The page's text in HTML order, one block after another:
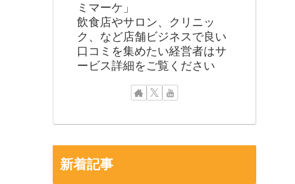
ミマーケ」
飲食店やサロン、クリニッ
ク、など店舗ビジネスで良い
口コミを集めたい経営者はサ
ービス詳細をご覧ください
新着記事